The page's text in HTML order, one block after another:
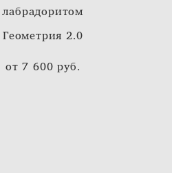
лабрадоритом
Геометрия 2.0
от 7 600 pуб.